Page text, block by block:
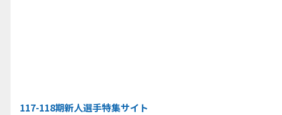
117-118期新人選手特集サイト